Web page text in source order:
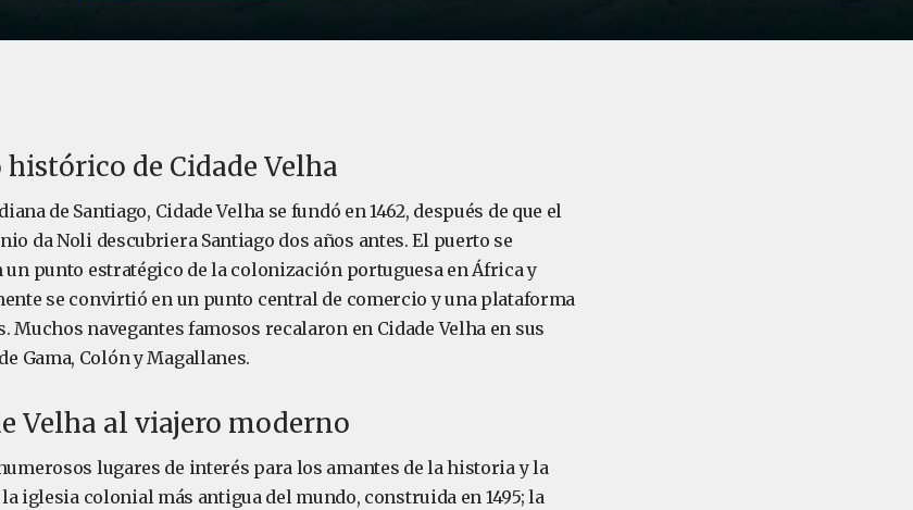
de Cidade Velha
de Santiago, Cidade Velha se fundó en 1462, después de que el
da Noli descubriera Santiago dos años antes. El puerto se
punto estratégico de la colonización portuguesa en África y
se convirtió en un punto central de comercio y una plataforma
Muchos navegantes famosos recalaron en Cidade Velha en sus
Gama, Colón y Magallanes.
Velha al viajero moderno
lugares de interés para los amantes de la historia y la
iglesia colonial más antigua del mundo, construida en 1495; la